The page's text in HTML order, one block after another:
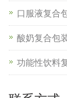
口服液复合
酸奶复合包
功能性饮料